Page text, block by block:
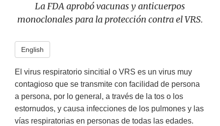
La FDA aprobó vacunas y anticuerpos
monoclonales para la protección contra el VRS.
English
El virus respiratorio sincitial o VRS es un virus muy
contagioso que se transmite con facilidad de persona
a persona, por lo general, a través de la tos o los
estornudos, y causa infecciones de los pulmones y las
vías respiratorias en personas de todas las edades.